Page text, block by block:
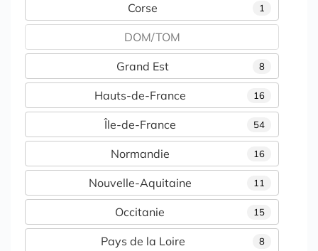
1
Corse
DOM/TOM
8
Grand Est
16
Hauts-de-France
54
Île-de-France
16
Normandie
11
Nouvelle-Aquitaine
15
Occitanie
8
Pays de la Loire